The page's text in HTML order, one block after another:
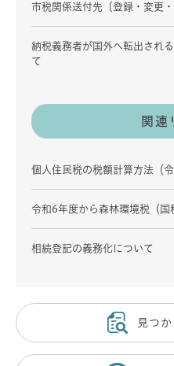
市税関係送付先〔登録・変更
納税義務者が国外へ転出され
て
関連
個人住民税の税額計算方法（令
令和6年度から森林環境税（国
相続登記の義務化について
見つ